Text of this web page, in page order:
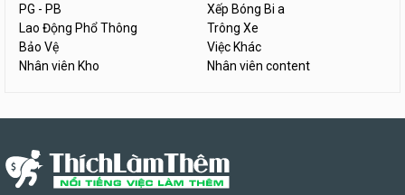
PG - PB
Xếp Bóng Bi a
Lao Động Phổ Thông
Trông Xe
Bảo Vệ
Việc Khác
Nhân viên Kho
Nhân viên content